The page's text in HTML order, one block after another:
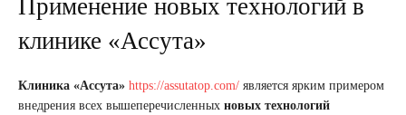
Применение новых технологий в
клинике «Ассута»
Клиника «Ассута» https://assutatop.com/ является ярким примером
внедрения всех вышеперечисленных новых технологий